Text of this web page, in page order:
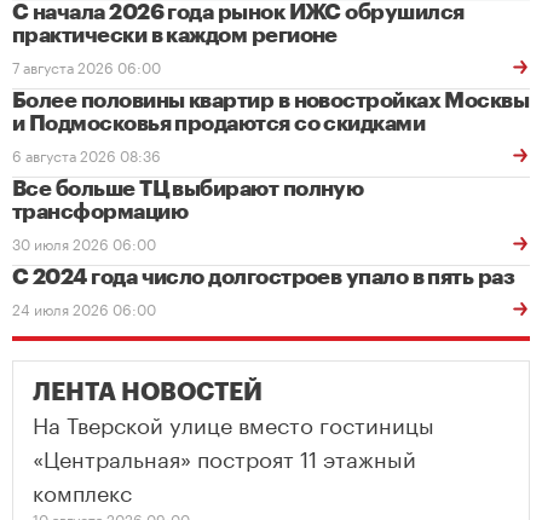
С начала 2026 года рынок ИЖС обрушился
практически в каждом регионе
7 августа 2026 06:00
Более половины квартир в новостройках Москвы
и Подмосковья продаются со скидками
6 августа 2026 08:36
Все больше ТЦ выбирают полную
трансформацию
30 июля 2026 06:00
С 2024 года число долгостроев упало в пять раз
24 июля 2026 06:00
ЛЕНТА НОВОСТЕЙ
На Тверской улице вместо гостиницы
«Центральная» построят 11 этажный
комплекс